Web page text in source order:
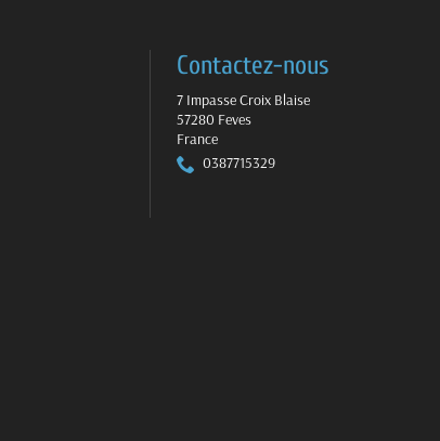
Contactez-nous
7 Impasse Croix Blaise
57280 Feves
France
0387715329